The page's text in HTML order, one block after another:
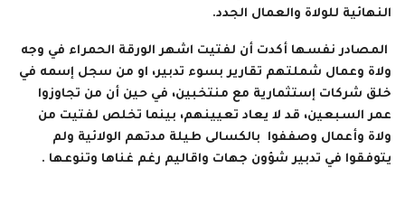
النهائية للولاة والعمال الجدد.
المصادر نفسها أكدت أن لفتيت اشهر الورقة الحمراء في وجه
ولاة وعمال شملتهم تقارير بسوء تدبير، او من سجل إسمه في
خلق شركات إستثمارية مع منتخبين، في حين أن من تجاوزوا
عمر السبعين، قد لا يعاد تعيينهم، بينما تخلص لفتيت من
ولاة وأعمال وصففوا بالكسالى طيلة مدتهم الولائية ولم
يتوفقوا في تدبير شؤون جهات واقاليم رغم غناها وتنوعها .